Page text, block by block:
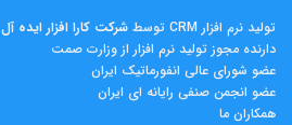
تولید نرم افزار CRM توسط
شرکت کارا افزار ايده آل
دارنده مجوز تولید نرم افزار از وزارت صمت
عضو شورای عالی انفورماتیک ایران
عضو انجمن صنفی رایانه ای ایران
همکاران ما